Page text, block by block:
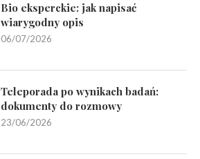
Bio eksperckie: jak napisać
wiarygodny opis
06/07/2026
Teleporada po wynikach badań:
dokumenty do rozmowy
23/06/2026